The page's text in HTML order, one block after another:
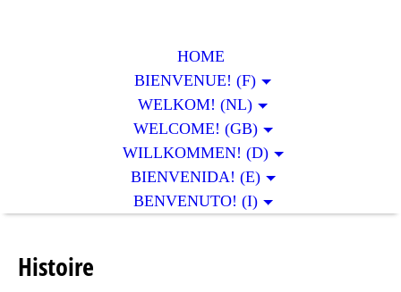
HOME
BIENVENUE! (F)
WELKOM! (NL)
WELCOME! (GB)
WILLKOMMEN! (D)
BIENVENIDA! (E)
BENVENUTO! (I)
Histoire